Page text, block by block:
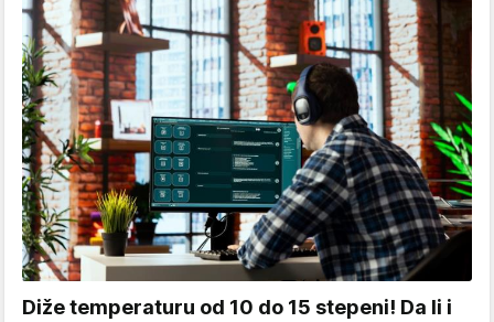
Diže temperaturu od 10 do 15 stepeni! Da li i